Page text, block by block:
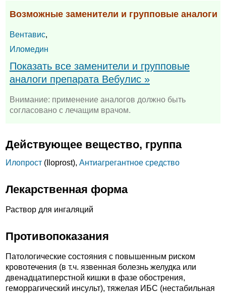
Возможные заменители и групповые аналоги
Вентавис,
Иломедин
Показать все заменители и групповые
аналоги препарата Вебулис »
Внимание: применение аналогов должно быть
согласовано с лечащим врачом.
Действующее вещество, группа
Илопрост (Iloprost), Антиагрегантное средство
Лекарственная форма
Раствор для ингаляций
Противопоказания
Патологические состояния с повышенным риском
кровотечения (в т.ч. язвенная болезнь желудка или
двенадцатиперстной кишки в фазе обострения,
геморрагический инсульт), тяжелая ИБС (нестабильная